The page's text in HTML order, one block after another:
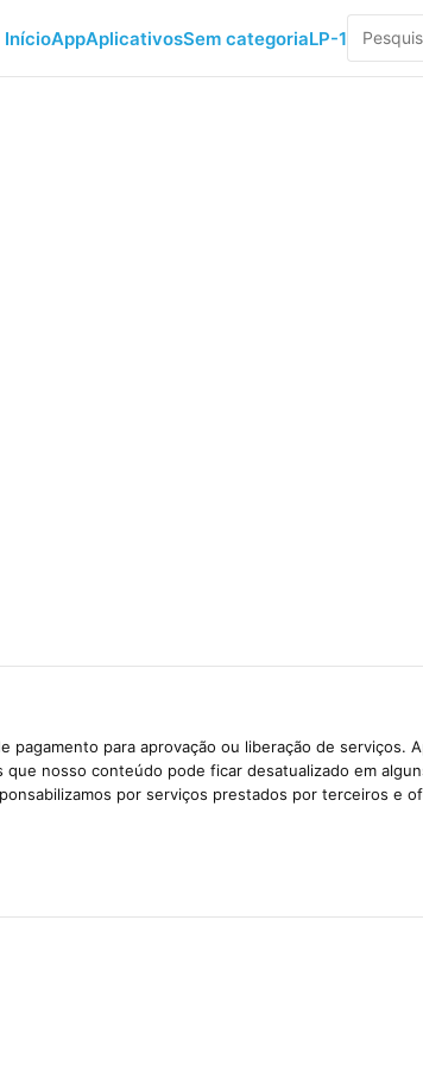
InícioAppAplicativosSem categoriaLP-1
para aprovação ou liberação de serviços.
nosso conteúdo pode ficar desatualizado em
por serviços prestados por terceiros e